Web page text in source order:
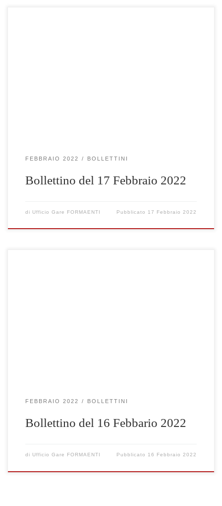
FEBBRAIO 2022 BOLLETTINI
Bollettino del 17 Febbraio 2022
di Ufficio Gare FORMAENTI Pubblicato 17 Febbraio 2022
FEBBRAIO 2022 BOLLETTINI
Bollettino del 16 Febbario 2022
di Ufficio Gare FORMAENTI Pubblicato 16 Febbraio 2022